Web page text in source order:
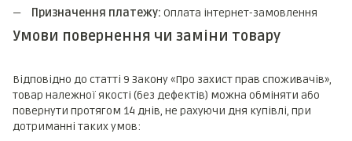
Призначення платежу: Оплата інтернет-замовлення
Умови повернення чи заміни товару
Відповідно до статті 9 Закону «Про захист прав споживачів»,
товар належної якості (без дефектів) можна обміняти або
повернути протягом 14 днів, не рахуючи дня купівлі, при
дотриманні таких умов: